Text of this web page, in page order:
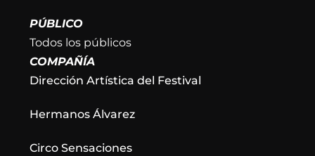
PÚBLICO
Todos los públicos
COMPAÑÍA
Dirección Artística del Festival
Hermanos Álvarez
Circo Sensaciones